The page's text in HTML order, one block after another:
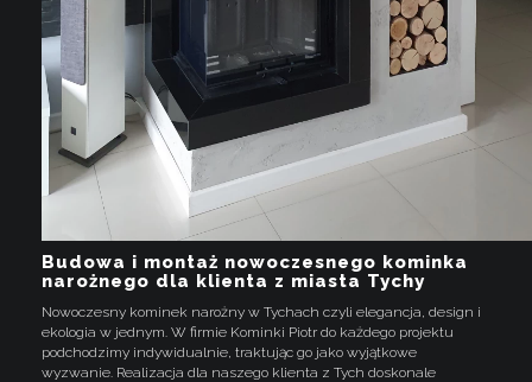
Budowa i montaż nowoczesnego kominka
narożnego dla klienta z miasta Tychy
Nowoczesny kominek narożny w Tychach czyli elegancja, design i
ekologia w jednym. W firmie Kominki Piotr do każdego projektu
podchodzimy indywidualnie, traktując go jako wyjątkowe
wyzwanie. Realizacja dla naszego klienta z Tych doskonale